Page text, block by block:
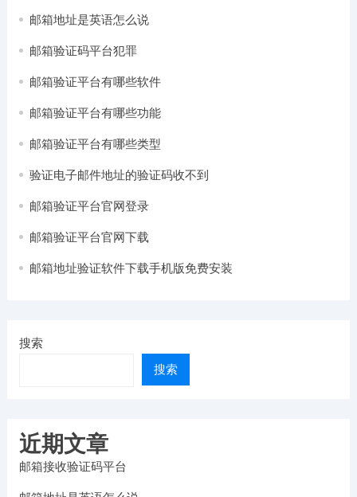
邮箱地址是英语怎么说
邮箱验证码平台犯罪
邮箱验证平台有哪些软件
邮箱验证平台有哪些功能
邮箱验证平台有哪些类型
验证电子邮件地址的验证码收不到
邮箱验证平台官网登录
邮箱验证平台官网下载
邮箱地址验证软件下载手机版免费安装
搜索
搜索
近期文章
邮箱接收验证码平台